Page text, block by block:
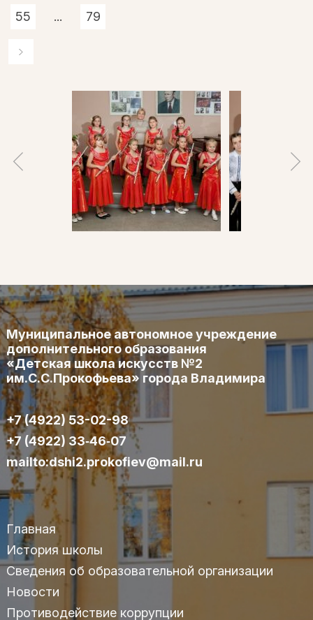
55 ... 79
Муниципальное автономное учреждение
дополнительного образования
«Детская школа искусств №2
им.С.С.Прокофьева» города Владимира
+7 (4922) 53-02-98
+7 (4922) 33‑46‑07
mailto:dshi2.prokofiev@mail.ru
Главная
История школы
Сведения об образовательной организации
Новости
Противодействие коррупции